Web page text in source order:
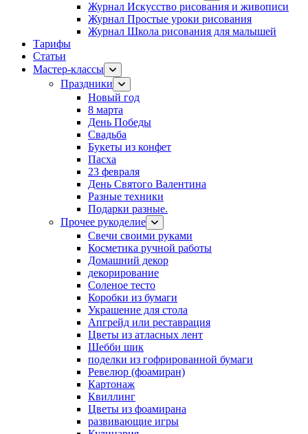
Журнал Искусство рисования и живописи
Журнал Простые уроки рисования
Журнал Школа рисования для малышей
Тарифы
Статьи
Мастер-классы
Праздники
Новый год
8 марта
День Победы
Свадьба
Букеты из конфет
Пасха
23 февраля
День Святого Валентина
Разные техники
Подарки разные.
Прочее рукоделие
Свечи своими руками
Косметика ручной работы
Домашний декор
декорирование
Соленое тесто
Коробки из бумаги
Украшение для стола
Апгрейд или реставрация
Цветы из атласных лент
Шебби шик
поделки из гофрированной бумаги
Ревелюр (фоамиран)
Картонаж
Квиллинг
Цветы из фоамирана
развивающие игры